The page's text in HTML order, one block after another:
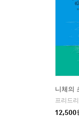
니체의
12,500